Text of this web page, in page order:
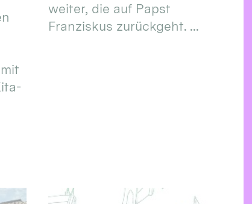
weiter, die auf Papst
Franziskus zurückgeht. ...